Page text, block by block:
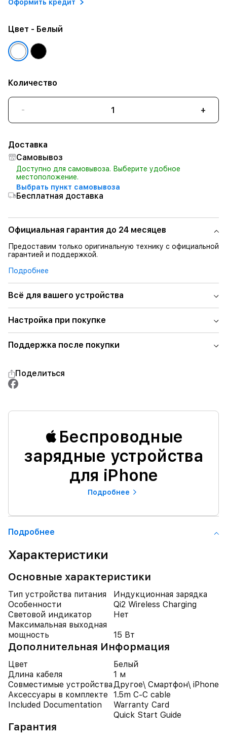
Оформить кредит
Цвет - Белый
Количество
- +
Доставка
Самовывоз
Доступно для самовывоза. Выберите удобное
местоположение.
Выбрать пункт самовывоза
Бесплатная доставка
Официальная гарантия до 24 месяцев
Предоставим только оригинальную технику с официальной
гарантией и поддержкой.
Подробнее
Всё для вашего устройства
Настройка при покупке
Поддержка после покупки
Поделиться
Беспроводные
зарядные устройства
для iPhone
Подробнее
Подробнее
Характеристики
Основные характеристики
Тип устройства питания
Индукционная зарядка
Особенности
Qi2 Wireless Charging
Световой индикатор
Нет
Максимальная выходная
мощность
15 Вт
Дополнительная Информация
Цвет
Белый
Длина кабеля
1 м
Совместимые устройстваДругое\ Смартфон\ iPhone
Аксессуары в комплекте
1.5m C-C cable
Included Documentation
Warranty Card
Quick Start Guide
Гарантия